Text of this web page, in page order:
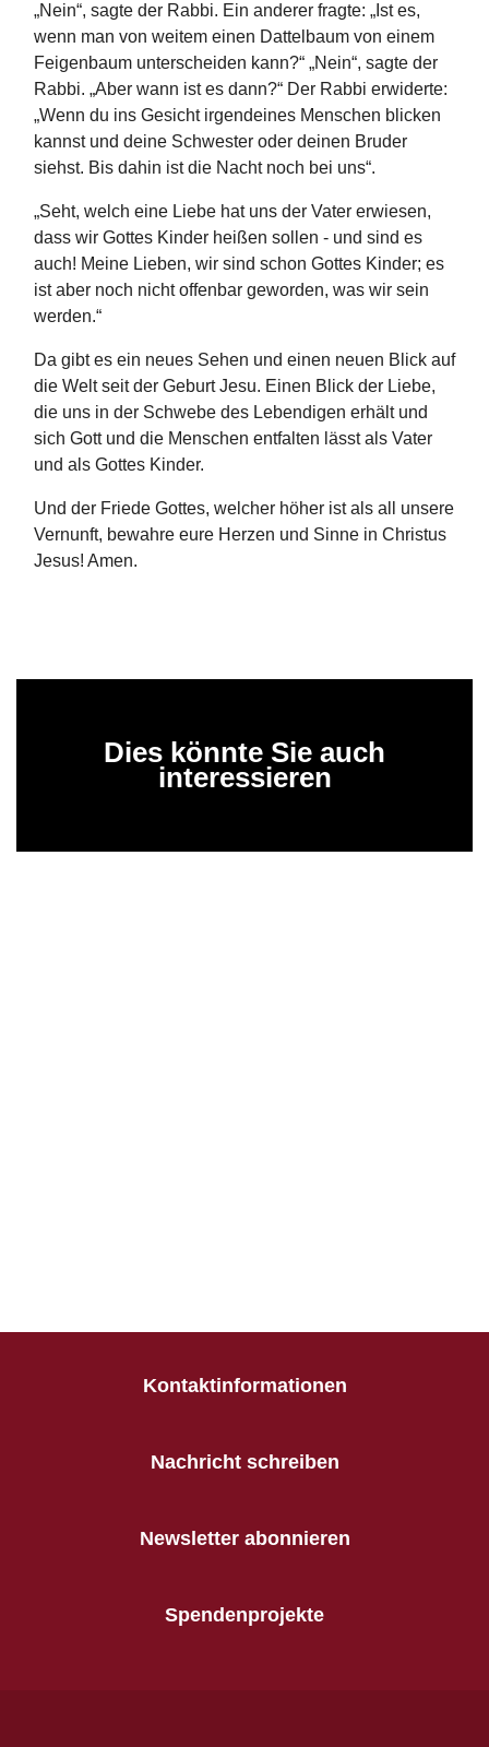
„Nein“, sagte der Rabbi. Ein anderer fragte: „Ist es,
wenn man von weitem einen Dattelbaum von einem
Feigenbaum unterscheiden kann?“ „Nein“, sagte der
Rabbi. „Aber wann ist es dann?“ Der Rabbi erwiderte:
„Wenn du ins Gesicht irgendeines Menschen blicken
kannst und deine Schwester oder deinen Bruder
siehst. Bis dahin ist die Nacht noch bei uns“.
„Seht, welch eine Liebe hat uns der Vater erwiesen,
dass wir Gottes Kinder heißen sollen - und sind es
auch! Meine Lieben, wir sind schon Gottes Kinder; es
ist aber noch nicht offenbar geworden, was wir sein
werden.“
Da gibt es ein neues Sehen und einen neuen Blick auf
die Welt seit der Geburt Jesu. Einen Blick der Liebe,
die uns in der Schwebe des Lebendigen erhält und
sich Gott und die Menschen entfalten lässt als Vater
und als Gottes Kinder.
Und der Friede Gottes, welcher höher ist als all unsere
Vernunft, bewahre eure Herzen und Sinne in Christus
Jesus! Amen.
Dies könnte Sie auch
interessieren
Kontaktinformationen
Nachricht schreiben
Newsletter abonnieren
Spendenprojekte